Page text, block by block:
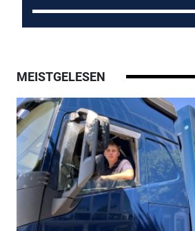
MEISTGELESEN